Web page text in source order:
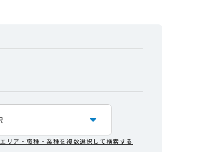
エリア・職種・業種を複数選択して検索する